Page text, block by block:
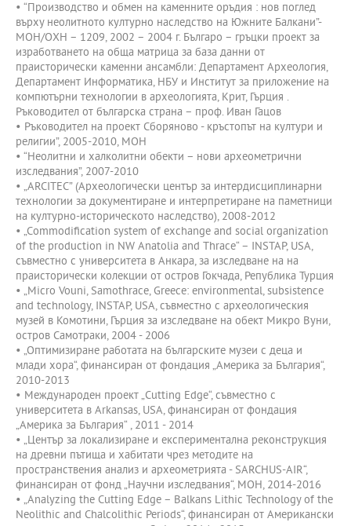
• “Производство и обмен на каменните оръдия : нов поглед
върху неолитното културно наследство на Южните Балкани”-
МОН/ОХН – 1209, 2002 – 2004 г. Българо – гръцки проект за
изработването на обща матрица за база данни от
праисторически каменни ансамбли: Департамент Археология,
Департамент Информатика, НБУ и Институт за приложение на
компютърни технологии в археологията, Крит, Гърция .
Ръководител от българска страна – проф. Иван Гацов
• Ръководител на проект Сборяново - кръстопът на култури и
религии”, 2005-2010, МОН
• “Неолитни и халколитни обекти – нови археометрични
изследвания”, 2007-2010
• „ARCITEC” (Археологически център за интердисциплинарни
технологии за документиране и интерпретиране на паметници
на културно-историческото наследство), 2008-2012
• „Commodification system of exchange and social organization
of the production in NW Anatolia and Thrace“ – INSTAP, USA,
съвместно с университета в Анкара, за изследване на на
праисторически колекции от остров Гокчада, Република Турция
• „Micro Vouni, Samothrace, Greece: environmental, subsistence
and technology, INSTAP, USA, съвместно с археологическия
музей в Комотини, Гърция за изследване на обект Микро Вуни,
остров Самотраки, 2004 - 2006
• „Оптимизиране работата на българските музеи с деца и
млади хора“, финансиран от фондация „Америка за България“,
2010-2013
• Международен проект „Cutting Edge“, съвместно с
университета в Arkansas, USA, финансиран от фондация
„Америка за България“ , 2011 - 2014
• „Център за локализиране и експериментална реконструкция
на древни пътища и хабитати чрез методите на
пространствения анализ и археометрията - SARCHUS-AIR“,
финансиран от фонд „Научни изследвания“, МОН, 2014-2016
• „Analyzing the Cutting Edge – Balkans Lithic Technology of the
Neolithic and Chalcolithic Periods“, финансиран от Американски